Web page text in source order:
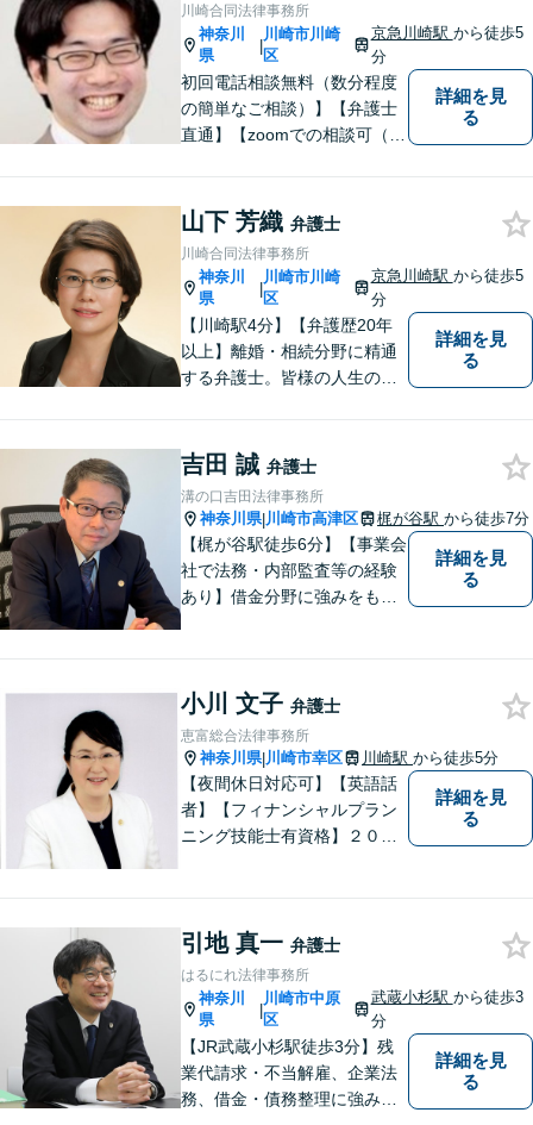
川崎合同法律事務所
神奈川
県
|
川崎市川崎
区
京急川崎駅 から徒歩5
分
初回電話相談無料（数分程度
の簡単なご相談）】【弁護士
直通】【zoomでの相談可（有
「街医者」のような弁護士
詳細を見
る
山下 芳織 弁護士
川崎合同法律事務所
神奈川
県
|
川崎市川崎
区
京急川崎駅 から徒歩5
分
【川崎駅4分】【弁護歴20年
以上】離婚・相続分野に精通
する弁護士。皆様の人生の大
導けるよう尽力しています。
ご希望やご不安な点はお気軽
にご相談ください。【初回無
料相談】
詳細を見
る
吉田 誠 弁護士
溝の口吉田法律事務所
神奈川県|川崎市高津区 梶が谷駅 から徒歩7分
【梶が谷駅徒歩6分】【事業会
社で法務・内部監査等の経験
あり】借金分野に強みをも
作りに尽力しています。【初
回無料相談】【東京・神奈川
エリア】
詳細を見
る
小川 文子 弁護士
恵富総合法律事務所
神奈川県|川崎市幸区 川崎駅 から徒歩5分
【夜間休日対応可】【英語話
者】【フィナンシャルプラン
ニング技能士有資格】２０年
ております。
詳細を見
る
引地 真一 弁護士
はるにれ法律事務所
神奈川
県
|
川崎市中原
区
武蔵小杉駅 から徒歩3
分
【JR武蔵小杉駅徒歩3分】残
業代請求・不当解雇、企業法
務、借金・債務整理に強み。
詳細を見
る